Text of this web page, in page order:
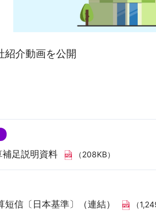
紹介動画を公開
足説明資料 （208KB）
信〔日本基準〕（連結） （